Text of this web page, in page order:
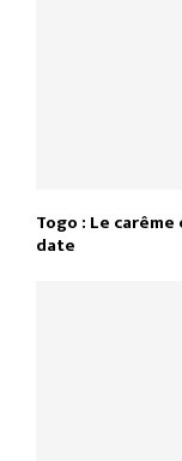
Togo : Le
date